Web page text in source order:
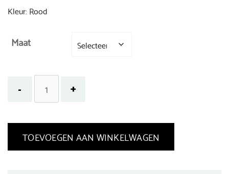
Kleur: Rood
Maat
TOEVOEGEN AAN WINKELWAGEN